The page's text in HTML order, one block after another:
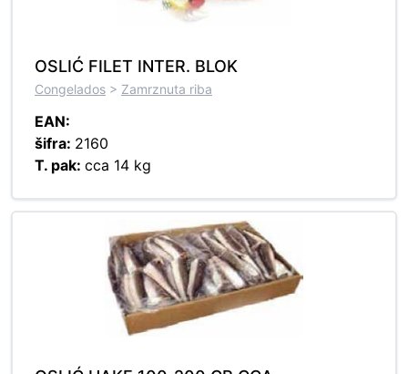
OSLIĆ FILET INTER. BLOK
Congelados > Zamrznuta riba
EAN:
šifra: 2160
T. pak: cca 14 kg